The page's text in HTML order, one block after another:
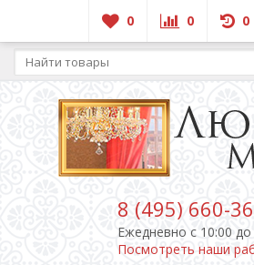
0 0 0
8 (495) 660-
Ежедневно c 10:00 до
Посмотреть наши